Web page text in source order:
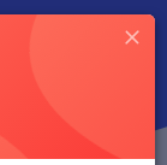
2.7W+